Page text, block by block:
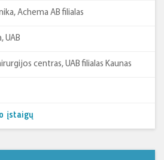
Achema AB filialas
UAB
centras, UAB filialas Kaunas
įstaigų